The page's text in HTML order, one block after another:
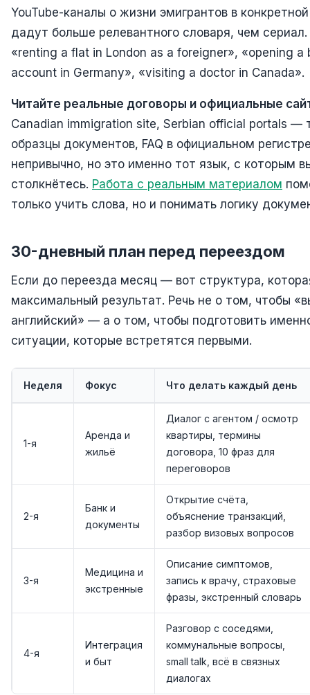
YouTube-каналы о жизни эмигрантов в
дадут больше релевантного словаря, чем
«renting a flat in London as a foreigner», «opening a
account in Germany», «visiting a doctor in Canada».
Читайте реальные договоры и официальные
Canadian immigration site, Serbian official portals —
образцы документов, FAQ в официальном
непривычно, но это именно тот язык, с которым
столкнётесь. Работа с реальным материалом
только учить слова, но и понимать логику
30-дневный план перед переездом
Если до переезда месяц — вот структура,
максимальный результат. Речь не о том, чтобы
английский» — а о том, чтобы подготовить
ситуации, которые встретятся первыми.
Неделя Фокус Что делать каждый день
1-я
Аренда и
жильё
Диалог с агентом / осмотр
квартиры, термины
договора, 10 фраз для
переговоров
2-я
Банк и
документы
Открытие счёта,
объяснение транзакций,
разбор визовых вопросов
3-я
Медицина и
экстренные
Описание симптомов,
запись к врачу, страховые
фразы, экстренный словарь
4-я
Интеграция
и быт
Разговор с соседями,
коммунальные вопросы,
small talk, всё в связных
диалогах